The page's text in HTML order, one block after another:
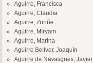
Aguirre, Francisca
Aguirre, Claudia
Aguirre, Zuriñe
Aguirre, Miryam
Aguirre, Marina
Aguirre Bellver, Joaquín
Aguirre de Navasgües, Javier